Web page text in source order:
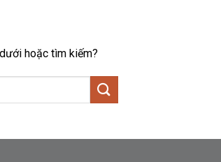
hoặc tìm kiếm?